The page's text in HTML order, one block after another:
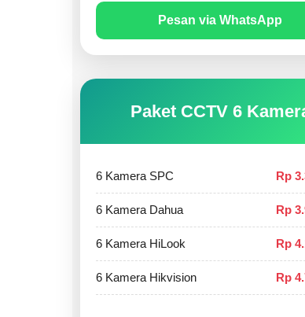
Pesan via WhatsApp
Paket CCTV 6
6 Kamera SPC Rp
6 Kamera Dahua Rp
6 Kamera HiLook Rp
6 Kamera Hikvision Rp